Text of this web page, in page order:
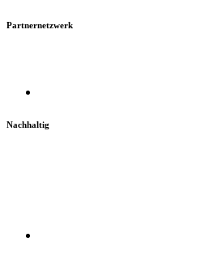
Partnernetzwerk
Nachhaltig